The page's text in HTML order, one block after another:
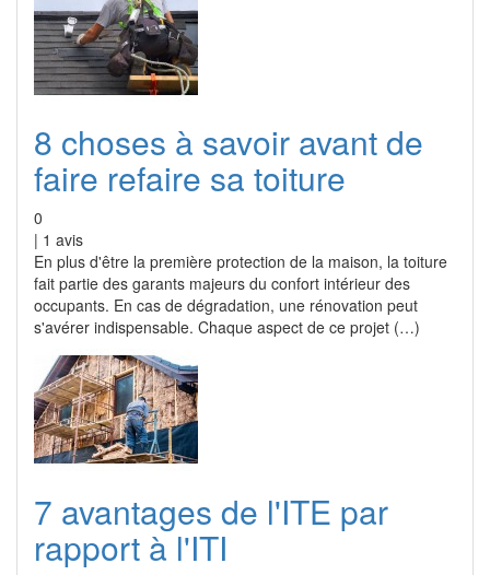
8 choses à savoir avant de
faire refaire sa toiture
0
| 1 avis
En plus d'être la première protection de la maison, la toiture
fait partie des garants majeurs du confort intérieur des
occupants. En cas de dégradation, une rénovation peut
s'avérer indispensable. Chaque aspect de ce projet (…)
7 avantages de l'ITE par
rapport à l'ITI